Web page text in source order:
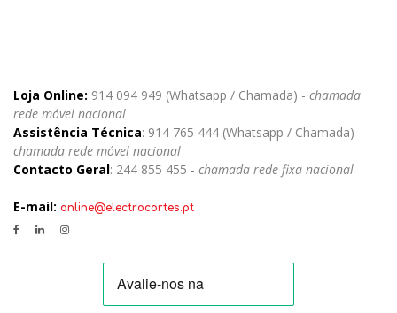
Loja Online: 914 094 949 (Whatsapp / Chamada) - chamada
rede móvel nacional
Assistência Técnica: 914 765 444 (Whatsapp / Chamada) -
chamada rede móvel nacional
Contacto Geral: 244 855 455 - chamada rede fixa nacional
E-mail: online@electrocortes.pt